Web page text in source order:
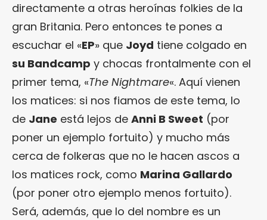
directamente a otras heroínas folkies de la
gran Britania. Pero entonces te pones a
escuchar el «EP» que Joyd tiene colgado en
su Bandcamp y chocas frontalmente con el
primer tema, «The Nightmare«. Aquí vienen
los matices: si nos fiamos de este tema, lo
de Jane está lejos de Anni B Sweet (por
poner un ejemplo fortuito) y mucho más
cerca de folkeras que no le hacen ascos a
los matices rock, como Marina Gallardo
(por poner otro ejemplo menos fortuito).
Será, además, que lo del nombre es un